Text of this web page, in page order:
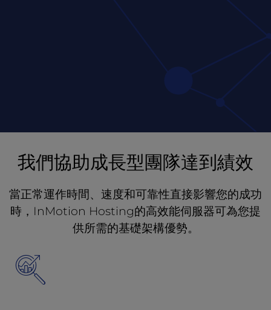
我們協助成長型團隊達到績效
當正常運作時間、速度和可靠性直接影響您的成功
時，InMotion Hosting的高效能伺服器可為您提
供所需的基礎架構優勢。